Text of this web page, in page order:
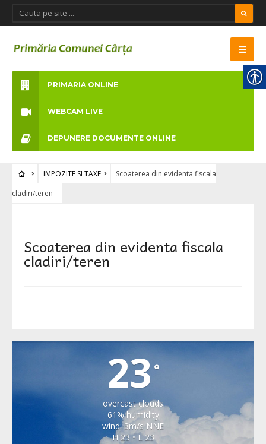
PRIMARIA ONLINE
WEBCAM LIVE
DEPUNERE DOCUMENTE ONLINE
IMPOZITE SI TAXE
Scoaterea din evidenta fiscala
cladiri/teren
Scoaterea din evidenta fiscala
cladiri/teren
23 °
overcast clouds
61% humidity
wind: 3m/s NNE
H 23 • L 23